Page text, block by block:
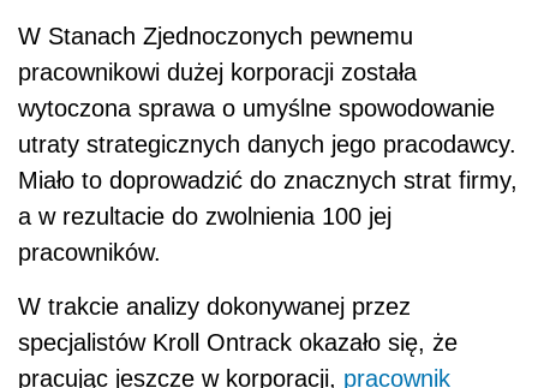
W Stanach Zjednoczonych pewnemu
pracownikowi dużej korporacji została
wytoczona sprawa o umyślne spowodowanie
utraty strategicznych danych jego pracodawcy.
Miało to doprowadzić do znacznych strat firmy,
a w rezultacie do zwolnienia 100 jej
pracowników.
W trakcie analizy dokonywanej przez
specjalistów Kroll Ontrack okazało się, że
pracując jeszcze w korporacji, pracownik